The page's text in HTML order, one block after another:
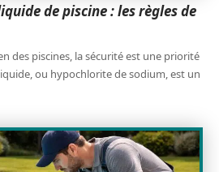
de piscine : les règles de
des piscines, la sécurité est une priorité
ou hypochlorite de sodium, est un